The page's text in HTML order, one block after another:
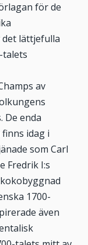
för de
lättjefulla
talets
av
De enda
idag i
som Carl
Fredrik I:s
1700-
även